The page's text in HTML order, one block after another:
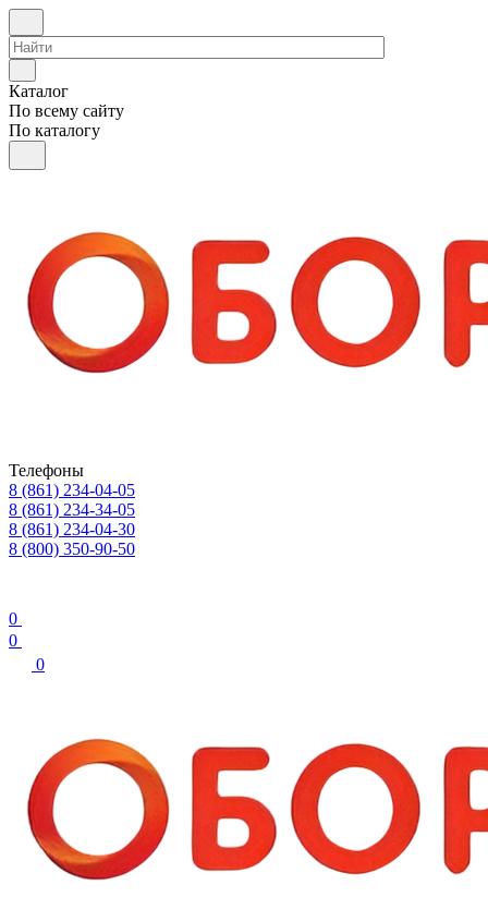
Каталог
По всему сайту
По каталогу
Телефоны
8 (861) 234-04-05
8 (861) 234-34-05
8 (861) 234-04-30
8 (800) 350-90-50
0
0
0